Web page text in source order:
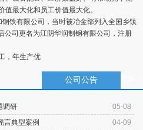
最大化和员工价值最大化。
铁有限公司，当时被冶金部列入全国乡镇
司更名为江阴华润制钢有限公司，注册
，年生产优
公司公告
05-08
调研
04-09
言典型案例